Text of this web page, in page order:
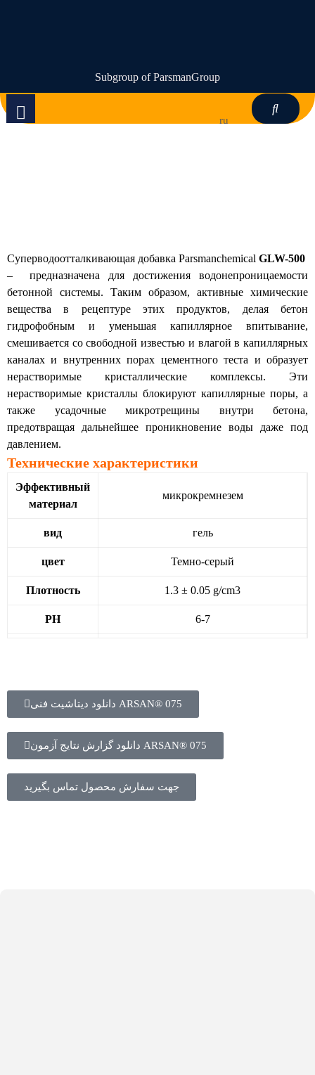
Subgroup of ParsmanGroup
ru
Суперводоотталкивающая добавка Parsmanchemical GLW-500
– предназначена для достижения водонепроницаемости
бетонной системы. Таким образом, активные химические
вещества в рецептуре этих продуктов, делая бетон
гидрофобным и уменьшая капиллярное впитывание,
смешивается со свободной известью и влагой в капиллярных
каналах и внутренних порах цементного теста и образует
нерастворимые кристаллические комплексы. Эти
нерастворимые кристаллы блокируют капиллярные поры, а
также усадочные микротрещины внутри бетона,
предотвращая дальнейшее проникновение воды даже под
давлением.
Технические характеристики
Эффективный
материал
микрокремнезем
вид гель
цвет Темно-серый
Плотность 1.3 ± 0.05 g/cm3
PH 6-7
Количество
хлора
без хлора
Рекомендуемая
От 3 до 10 процентов по массе цемента
для обычного использования
دانلود دیتاشیت فنی ARSAN® 075
دانلود گزارش نتایج آزمون ARSAN® 075
جهت سفارش محصول تماس بگیرید